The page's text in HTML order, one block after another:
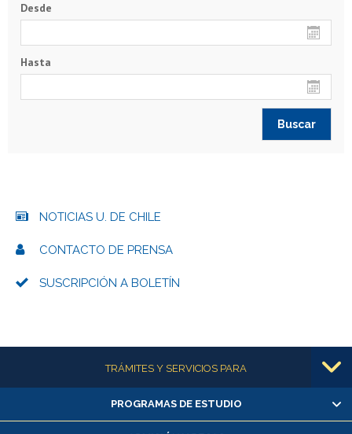
Desde
Hasta
NOTICIAS U. DE CHILE
CONTACTO DE PRENSA
SUSCRIPCIÓN A BOLETÍN
Más informaciónTRÁMITES Y SERVICIOS PARA
Alumnas/os y exalumnas/os
PROGRAMAS DE ESTUDIO